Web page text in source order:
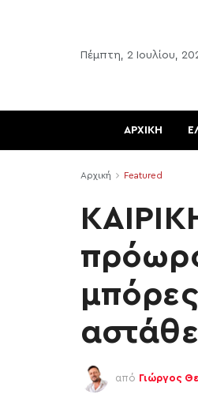
Πέμπτη, 2 Ιουλίου,
ΑΡΧΙΚΗ
Αρχική Featured
από Γιώργος